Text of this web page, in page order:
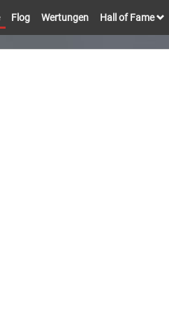
Flog Wertungen Hall of Fame